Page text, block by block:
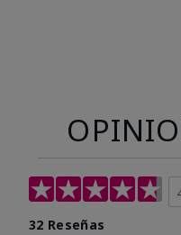
32 Reseñas